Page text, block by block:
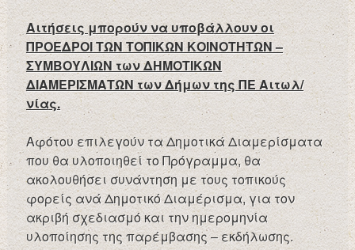
Αιτήσεις μπορούν να υποβάλλουν οι
ΠΡΟΕΔΡΟΙ ΤΩΝ ΤΟΠΙΚΩΝ ΚΟΙΝΟΤΗΤΩΝ –
ΣΥΜΒΟΥΛΙΩΝ των ΔΗΜΟΤΙΚΩΝ
ΔΙΑΜΕΡΙΣΜΑΤΩΝ των Δήμων της ΠΕ Αιτωλ/
νίας.
Αφότου επιλεγούν τα Δημοτικά Διαμερίσματα
που θα υλοποιηθεί το Πρόγραμμα, θα
ακολουθήσει συνάντηση με τους τοπικούς
φορείς ανά Δημοτικό Διαμέρισμα, για τον
ακριβή σχεδιασμό και την ημερομηνία
υλοποίησης της παρέμβασης – εκδήλωσης.